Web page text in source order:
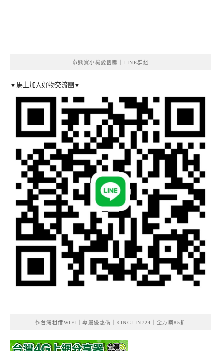
👍熊寶小榆愛團購｜LINE群組
▼馬上加入好物交流團▼
👍台灣租借WIFI｜專屬優惠碼｜KINGLIN724｜全方案85折